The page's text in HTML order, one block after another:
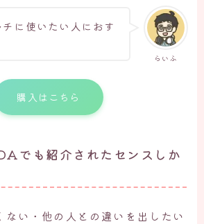
らいふ
に使いたい人におす
購入はこちら
でも紹介されたセンスしか
ない・他の人との違いを出したい